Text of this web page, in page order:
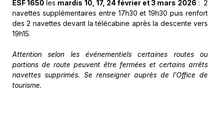
ESF1650 les mardis 10, 17, 24 février et 3 mars 2026 : 2
navettes supplémentaires entre 17h30 et 19h30 puis renfort
des 2 navettes devant la télécabine après la descente vers
19h15.
Attention selon les événementiels certaines routes ou
portions de route peuvent être fermées et certains arrêts
navettes supprimés. Se renseigner auprès de l'Office de
tourisme.